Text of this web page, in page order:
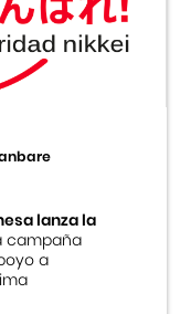
lanza la
campaña
a